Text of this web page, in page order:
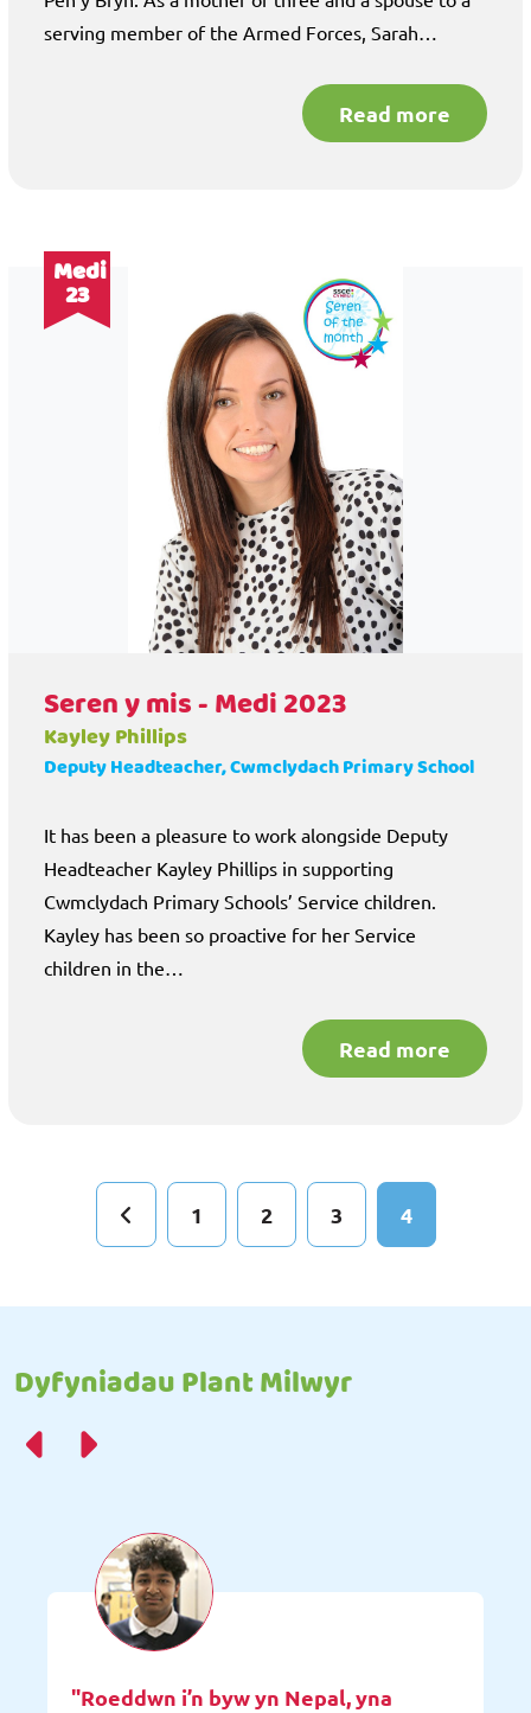
serving member of the Armed Forces, Sarah…
Read more
Medi
23
Seren y mis - Medi 2023
Kayley Phillips
Deputy Headteacher, Cwmclydach Primary School
It has been a pleasure to work alongside Deputy
Headteacher Kayley Phillips in supporting
Cwmclydach Primary Schools’ Service children.
Kayley has been so proactive for her Service
children in the…
Read more
1 2 3 4
Dyfyniadau Plant Milwyr
"Roeddwn i’n byw yn Nepal, yna